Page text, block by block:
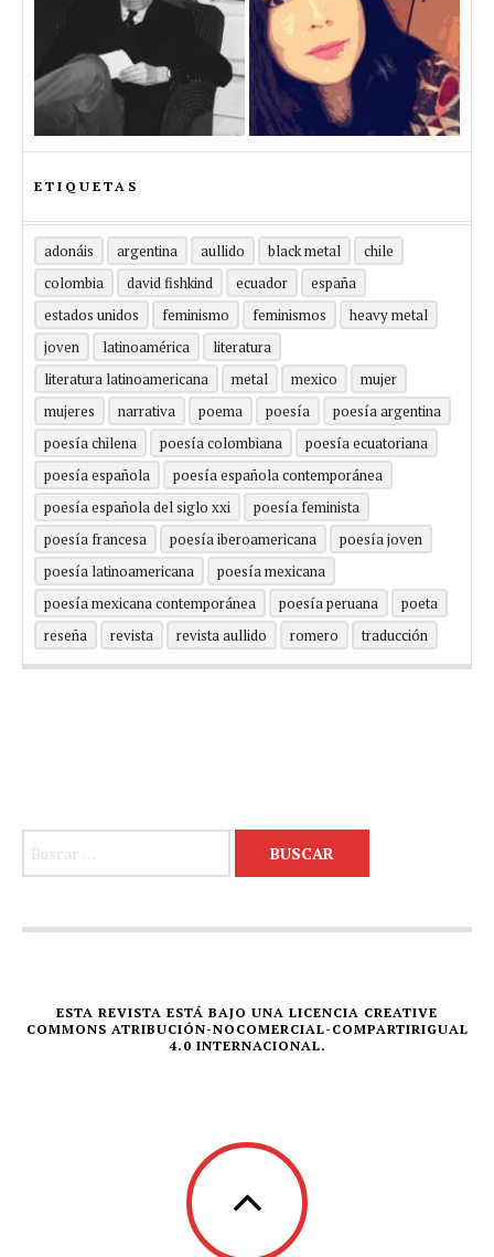
ETIQUETAS
adonáis argentina aullido black metal
chile
colombia
david fishkind ecuador
españa
estados unidos
feminismo feminismos
heavy metal
joven
latinoamérica
literatura
literatura latinoamericana
metal mexico
mujer
mujeres
narrativa poema poesía
poesía argentina
poesía chilena
poesía colombiana
poesía ecuatoriana
poesía española
poesía española contemporánea
poesía española del siglo xxi
poesía feminista
poesía francesa
poesía iberoamericana
poesía joven
poesía latinoamericana
poesía mexicana
poesía mexicana contemporánea
poesía peruana
poeta
reseña
revista revista aullido romero traducción
ESTA REVISTA ESTÁ BAJO UNA LICENCIA CREATIVE
COMMONS ATRIBUCIÓN-NOCOMERCIAL-COMPARTIRIGUAL
4.0 INTERNACIONAL.